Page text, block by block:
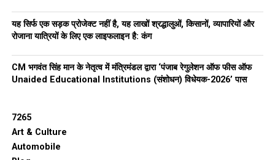
यह सिर्फ एक सड़क प्रोजेक्ट नहीं है, यह लाखों श्रद्धालुओं, किसानों, व्यापारियों और
रोजाना यात्रियों के लिए एक लाइफलाइन है: कंग
CM भगवंत सिंह मान के नेतृत्व में मंत्रिमंडल द्वारा ‘पंजाब रेगुलेशन ऑफ फीस ऑफ
Unaided Educational Institutions (संशोधन) विधेयक-2026’ पास
7265
Art & Culture
Automobile